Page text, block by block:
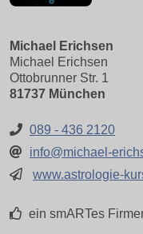
Michael Erichsen
Michael Erichsen
Ottobrunner Str. 1
81737 München
089 - 436 2120
info@michael-
www.astrologie-
ein smARTes